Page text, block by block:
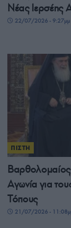
Νέας Ιερσέης
22/07/2026 - 9:27μμ
ΠΙΣΤΗ
Αγωνία για
Τόπους
21/07/2026 -